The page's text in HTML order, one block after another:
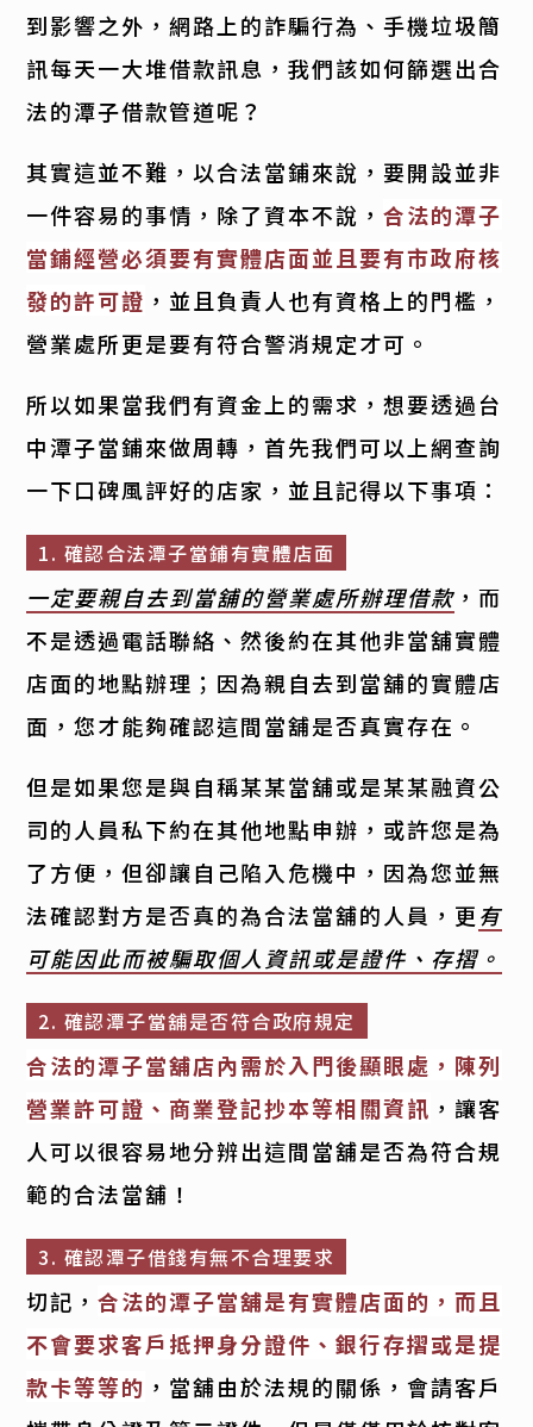
到影響之外，網路上的詐騙行為、手機垃圾簡
訊每天一大堆借款訊息，我們該如何篩選出合
法的潭子借款管道呢？
其實這並不難，以合法當鋪來說，要開設並非
一件容易的事情，除了資本不說，合法的潭子
當鋪經營必須要有實體店面並且要有市政府核
發的許可證 ，並且負責人也有資格上的門檻，
營業處所更是要有符合警消規定才可。
所以如果當我們有資金上的需求，想要透過台
中潭子當鋪來做周轉，首先我們可以上網查詢
一下口碑風評好的店家，並且記得以下事項：
1. 確認合法潭子當鋪有實體店面
一定要親自去到當舖的營業處所辦理借款 ，而
不是透過電話聯絡、然後約在其他非當舖實體
店面的地點辦理；因為親自去到當舖的實體店
面，您才能夠確認這間當舖是否真實存在。
但是如果您是與自稱某某當舖或是某某融資公
司的人員私下約在其他地點申辦，或許您是為
了方便，但卻讓自己陷入危機中，因為您並無
法確認對方是否真的為合法當舖的人員，更有
可能因此而被騙取個人資訊或是證件、存摺。
2. 確認潭子當舖是否符合政府規定
合法的潭子當舖店內需於入門後顯眼處，陳列
營業許可證、商業登記抄本等相關資訊 ，讓客
人可以很容易地分辨出這間當舖是否為符合規
範的合法當舖！
3. 確認潭子借錢有無不合理要求
切記，合法的潭子當舖是有實體店面的，而且
不會要求客戶抵押身分證件、銀行存摺或是提
款卡等等的 ，當舖由於法規的關係，會請客戶